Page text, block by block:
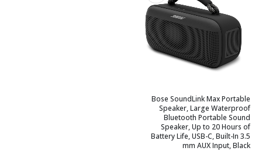
Bose SoundLink Max Portable
Speaker, Large Waterproof
Bluetooth Portable Sound
Speaker, Up to 20 Hours of
Battery Life, USB-C, Built-In 3.5
mm AUX Input, Black